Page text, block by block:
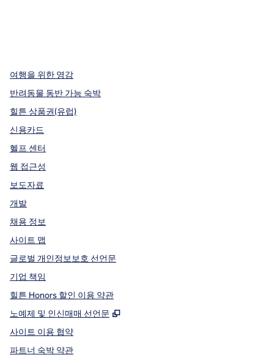
여행을 위한 영감
반려동물 동반 가능 숙박
힐튼 상품권(유럽)
신용카드
헬프 센터
웹 접근성
보도자료
개발
채용 정보
사이트 맵
글로벌 개인정보보호 선언문
기업 책임
힐튼 Honors 할인 이용 약관
노예제 및 인신매매 선언문
,
사이트 이용 협약
파트너 숙박 약관